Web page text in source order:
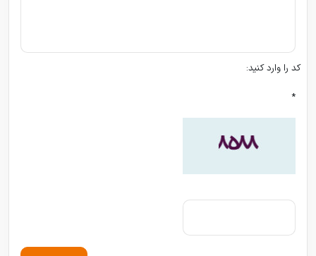
کد را وارد کنید:
*